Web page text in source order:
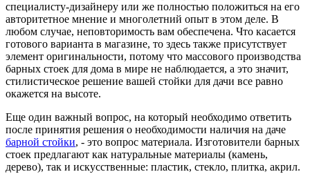
специалисту-дизайнеру или же полностью положиться на его
авторитетное мнение и многолетний опыт в этом деле. В
любом случае, неповторимость вам обеспечена. Что касается
готового варианта в магазине, то здесь также присутствует
элемент оригинальности, потому что массового производства
барных стоек для дома в мире не наблюдается, а это значит,
стилистическое решение вашей стойки для дачи все равно
окажется на высоте.
Еще один важный вопрос, на который необходимо ответить
после принятия решения о необходимости наличия на даче
барной стойки, - это вопрос материала. Изготовители барных
стоек предлагают как натуральные материалы (камень,
дерево), так и искусственные: пластик, стекло, плитка, акрил.